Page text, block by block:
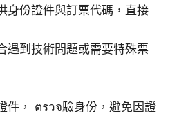
身份證件與訂票代碼，直接
遇到技術問題或需要特殊票
件， ตรวจ驗身份，避免因證